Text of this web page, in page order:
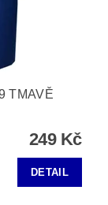
TMAVĚ
249 Kč
DETAIL